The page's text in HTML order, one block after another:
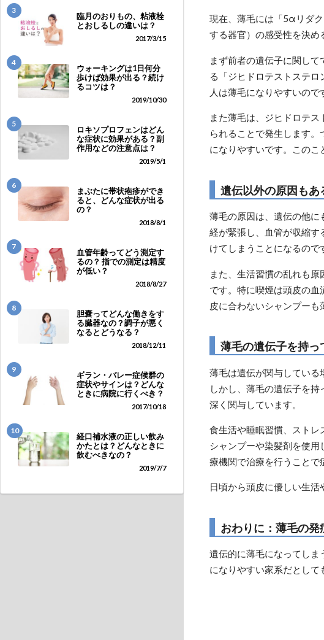
3
臨月のおりもの、粘液栓
とおしるしの違いは？
2017/3/15
4
ウォーキングは1日何分
歩けば効果が出る？続け
るコツは？
2019/10/30
5
ロキソプロフェンはどん
な症状に効果がある？副
作用などの注意点は？
2019/5/1
6
まぶたに帯状疱疹ができ
ると、どんな症状が出る
の？
2018/8/1
7
血管年齢ってどう測定す
るの？ 指での測定は精度
が低い？
2018/8/27
8
胆嚢ってどんな働きをす
る臓器なの？調子が悪く
なるとどうなる？
2018/12/11
9
ギラン・バレー症候群の
症状やサインは？どんな
ときに病院に行くべき？
2017/10/18
10
経口補水液の正しい飲み
かたとは？どんなときに
飲むべきなの？
2019/7/7
現在、薄毛には「5αリダ
する器官）の感受性を決め
まず前者の遺伝子に関し
る「ジヒドロテストステ
人は薄毛になりやすいので
また薄毛は、ジヒドロテ
られることで発生します
になりやすいです。このこ
遺伝以外の原因もあ
薄毛の原因は、遺伝の他に
経が緊張し、血管が収縮す
けてしまうことになるので
また、生活習慣の乱れも
です。特に喫煙は頭皮の
皮に合わないシャンプーも
薄毛の遺伝子を持っ
薄毛は遺伝が関与している
しかし、薄毛の遺伝子を
深く関与しています。
食生活や睡眠習慣、ストレ
シャンプーや染髪剤を使
療機関で治療を行うことで
日頃から頭皮に優しい生活
おわりに：薄毛の発
遺伝的に薄毛になってし
になりやすい家系だとして